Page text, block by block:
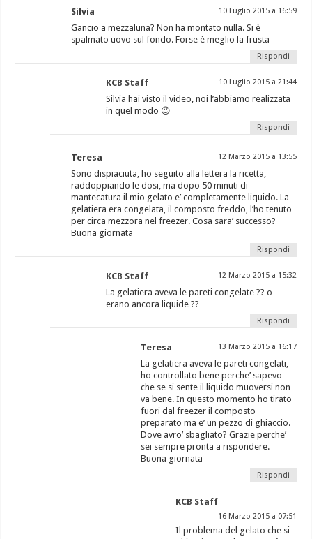
Silvia 10 Luglio 2015 a 16:59
Gancio a mezzaluna? Non ha montato nulla. Si è
spalmato uovo sul fondo. Forse è meglio la frusta
Rispondi
KCB Staff 10 Luglio 2015 a 21:44
Silvia hai visto il video, noi l’abbiamo realizzata
in quel modo 😉
Rispondi
Teresa 12 Marzo 2015 a 13:55
Sono dispiaciuta, ho seguito alla lettera la ricetta,
raddoppiando le dosi, ma dopo 50 minuti di
mantecatura il mio gelato e’ completamente liquido. La
gelatiera era congelata, il composto freddo, l’ho tenuto
per circa mezzora nel freezer. Cosa sara’ successo?
Buona giornata
Rispondi
KCB Staff 12 Marzo 2015 a 15:32
La gelatiera aveva le pareti congelate ?? o
erano ancora liquide ??
Rispondi
Teresa 13 Marzo 2015 a 16:17
La gelatiera aveva le pareti congelati,
ho controllato bene perche’ sapevo
che se si sente il liquido muoversi non
va bene. In questo momento ho tirato
fuori dal freezer il composto
preparato ma e’ un pezzo di ghiaccio.
Dove avro’ sbagliato? Grazie perche’
sei sempre pronta a rispondere.
Buona giornata
Rispondi
KCB Staff
16 Marzo 2015 a 07:51
Il problema del gelato che si